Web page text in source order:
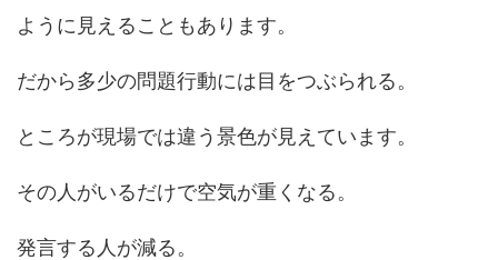
ように見えることもあります。
だから多少の問題行動には目をつぶられる。
ところが現場では違う景色が見えています。
その人がいるだけで空気が重くなる。
発言する人が減る。